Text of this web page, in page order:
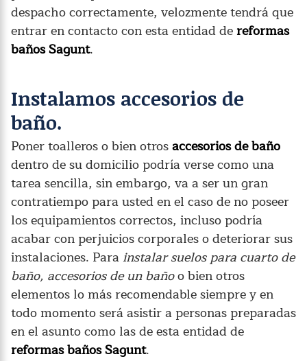
despacho correctamente, velozmente tendrá que
entrar en contacto con esta entidad dereformas
baños Sagunt.
Instalamos accesorios de
baño.
Poner toalleros o bien otrosaccesorios de baño
dentro de su domicilio podría verse como una
tarea sencilla, sin embargo, va a ser un gran
contratiempo para usted en el caso de no poseer
los equipamientos correctos, incluso podría
acabar con perjuicios corporales o deteriorar sus
instalaciones. Para instalar suelos para cuarto de
baño, accesorios de un bañoo bien otros
elementos lo más recomendable siempre y en
todo momento será asistir a personas preparadas
en el asunto como las de esta entidad de
reformas baños Sagunt.